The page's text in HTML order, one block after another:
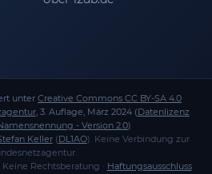
unter Creative Commons CC BY-SA 4.0
, 3. Auflage, März 2024 (Datenlizenz
- Version 2.0)
Keller(DL1AO). Keine Verbindung zur
Rechtsberatung · Haftungsausschluss